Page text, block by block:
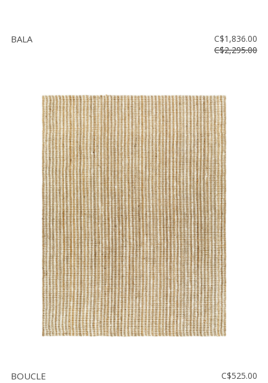
BALA
C$1,836.00
C$2,295.00
BOUCLE C$525.00